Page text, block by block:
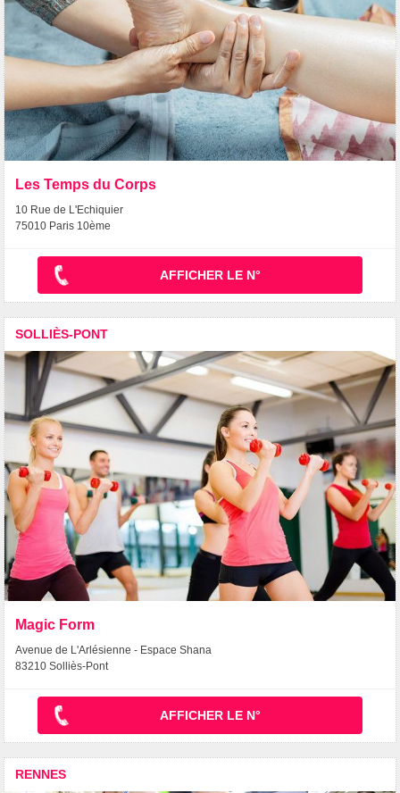
Les Temps du Corps
10 Rue de L'Echiquier
75010 Paris 10ème
AFFICHER LE N°
SOLLIÈS-PONT
Magic Form
Avenue de L'Arlésienne - Espace Shana
83210 Solliès-Pont
AFFICHER LE N°
RENNES